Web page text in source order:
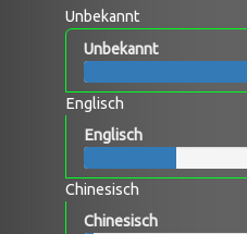
Unbekannt
Unbekannt
Englisch
Englisch
Chinesisch
Chinesisch